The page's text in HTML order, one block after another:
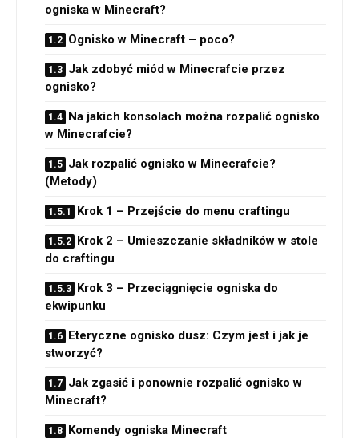
ogniska w Minecraft?
Ognisko w Minecraft – poco?
Jak zdobyć miód w Minecrafcie przez
ognisko?
Na jakich konsolach można rozpalić ognisko
w Minecrafcie?
Jak rozpalić ognisko w Minecrafcie?
(Metody)
Krok 1 – Przejście do menu craftingu
Krok 2 – Umieszczanie składników w stole
do craftingu
Krok 3 – Przeciągnięcie ogniska do
ekwipunku
Eteryczne ognisko dusz: Czym jest i jak je
stworzyć?
Jak zgasić i ponownie rozpalić ognisko w
Minecraft?
Komendy ogniska Minecraft